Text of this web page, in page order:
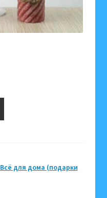
Всё для дома (подарки